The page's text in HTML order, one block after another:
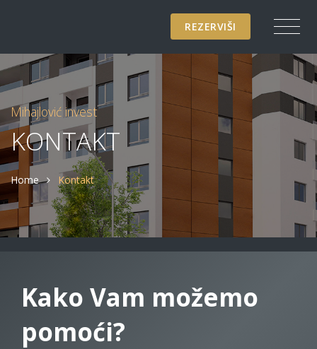
REZERVIŠI
Mihajlović invest
KONTAKT
Home Kontakt
Kako Vam možemo
pomoći?